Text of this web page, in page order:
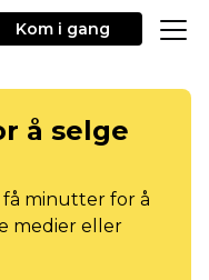
Kom i gang
å selge
minutter for å
medier eller